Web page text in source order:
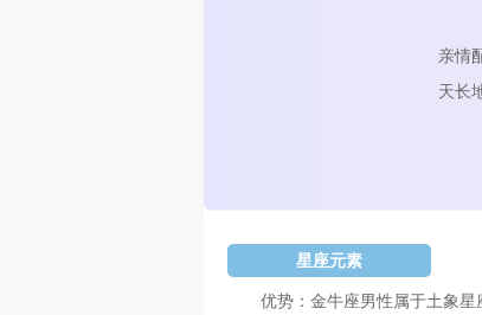
亲情
天长
星座元素
优势：金牛座男性属于土象